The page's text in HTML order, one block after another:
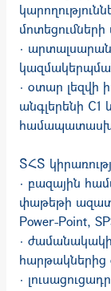
·
· օտար լեզվի
անգլերենի C1
ՏՀՏ
· բազային
փաթեթի ազատ
Power-Point,
·
հարթակներից
·